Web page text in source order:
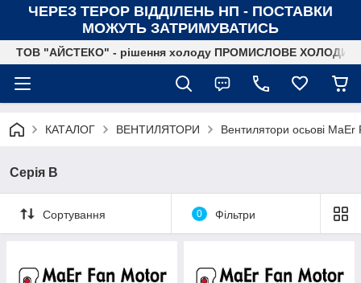
ЧЕРЕЗ ТЕРОР ВІДДІЛЕНЬ НП - ПОСТАВКИ
МОЖУТЬ ЗАТРИМУВАТИСЬ
ТОВ "АЙСТЕКО" - рішення холоду ПРОМИСЛОВЕ
КАТАЛОГ ВЕНТИЛЯТОРИ Вентилятори осьові
Серія B
Сортування 0 Фільтри